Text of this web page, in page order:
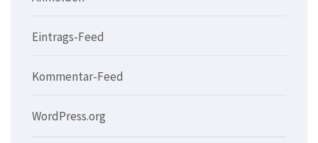
Eintrags-Feed
Kommentar-Feed
WordPress.org